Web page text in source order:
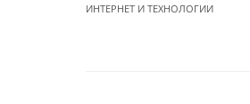
ИНТЕРНЕТ И ТЕХНОЛОГИИ